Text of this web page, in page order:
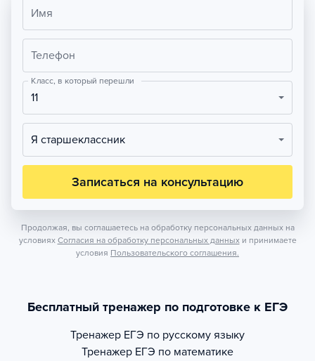
Имя
Телефон
Класс, в который перешли
11
Я старшеклассник
Записаться на консультацию
Продолжая, вы соглашаетесь на обработку персональных данных на
условиях Согласия на обработку персональных данных и принимаете
условия Пользовательского соглашения.
Бесплатный тренажер по подготовке к ЕГЭ
Тренажер ЕГЭ по русскому языку
Тренажер ЕГЭ по математике